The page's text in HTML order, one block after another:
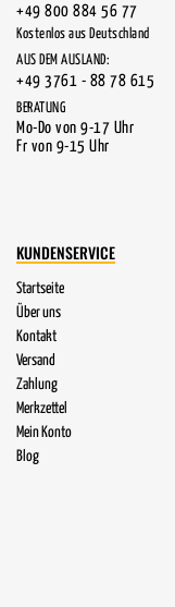
+49 800 884 56 77
Kostenlos aus Deutschland
AUS DEM AUSLAND:
+49 3761 - 88 78 615
BERATUNG
Mo-Do von 9-17 Uhr
Fr von 9-15 Uhr
KUNDENSERVICE
Startseite
Über uns
Kontakt
Versand
Zahlung
Merkzettel
Mein Konto
Blog